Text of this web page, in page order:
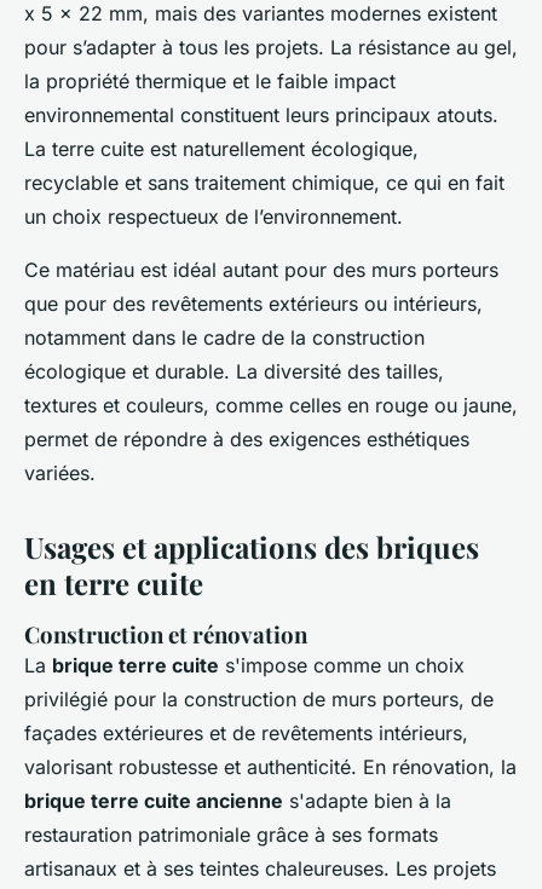
x 5 x 22 mm, mais des variantes modernes existent
pour s’adapter à tous les projets. La résistance au gel,
la propriété thermique et le faible impact
environnemental constituent leurs principaux atouts.
La terre cuite est naturellement écologique,
recyclable et sans traitement chimique, ce qui en fait
un choix respectueux de l’environnement.
Ce matériau est idéal autant pour des murs porteurs
que pour des revêtements extérieurs ou intérieurs,
notamment dans le cadre de la construction
écologique et durable. La diversité des tailles,
textures et couleurs, comme celles en rouge ou jaune,
permet de répondre à des exigences esthétiques
variées.
Usages et applications des briques
en terre cuite
Construction et rénovation
La brique terre cuite s'impose comme un choix
privilégié pour la construction de murs porteurs, de
façades extérieures et de revêtements intérieurs,
valorisant robustesse et authenticité. En rénovation, la
brique terre cuite ancienne s'adapte bien à la
restauration patrimoniale grâce à ses formats
artisanaux et à ses teintes chaleureuses. Les projets